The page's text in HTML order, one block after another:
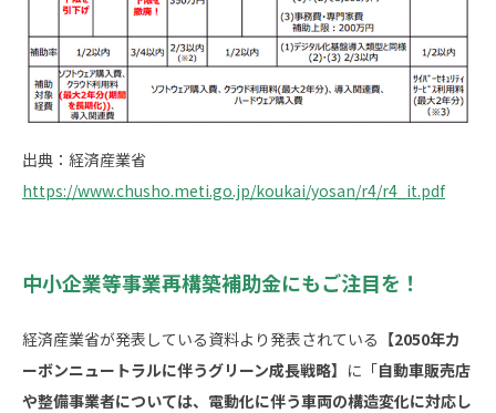
出典：経済産業省
https://www.chusho.meti.go.jp/koukai/yosan/r4/r4_it.pdf
中小企業等事業再構築補助金にもご注目を！
経済産業省が発表している資料より発表されている 【2050年カ
ーボンニュートラルに伴うグリーン成長戦略】 に「自動車販売店
や整備事業者については、電動化に伴う車両の構造変化に対応し